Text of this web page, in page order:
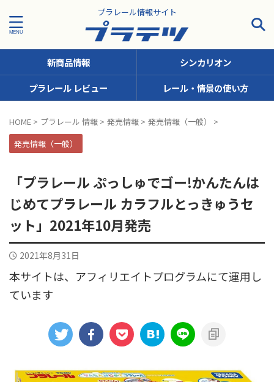
プラレール情報サイト
タグで探す！
JR九州
JR北海道
MODEROID OTシリーズ（おしゃべりトーマス）
SCシリーズ（キャラクターラッピング）
Sシリーズ（ナンバリングシリーズ）
きかんしゃトーマス
アニメシンカリオンあらすじ
カプセルプラレール（きかんしゃトーマス）
カプセルプラレール（鉄道会社）
クルーズトレインDXシリーズ シンカリオンDVD
新商品情報
シンカリオン
プラレール レビュー
レール・情景の使い方
HOME > プラレール 情報 > 発売情報 > 発売情報（一般）
>
発売情報（一般）
「プラレール ぷっしゅでゴー!かんたんは
じめてプラレール カラフルとっきゅうセ
ット」2021年10月発売
2021年8月31日
本サイトは、アフィリエイトプログラムにて運用し
ています